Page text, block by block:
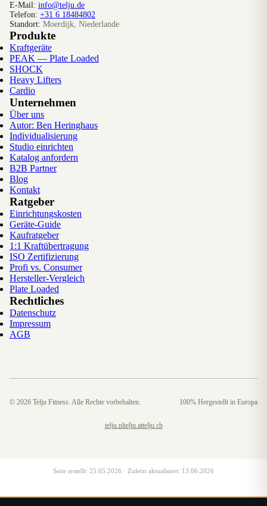
E-Mail: info@telju.de
Telefon: +31 6 18484802
Standort: Moerdijk, Niederlande
Produkte
Kraftgeräte
PEAK — Plate Loaded
SHOCK
Heavy Lifters
Cardio
Unternehmen
Über uns
Autor: Ben Heringhaus
Individualisierung
Studio einrichten
Katalog anfordern
B2B Partner
Blog
Kontakt
Ratgeber
Einrichtungskosten
Geräte-Guide
Kaufratgeber
1:1 Kraftübertragung
ISO Zertifizierung
Profi vs. Consumer
Hersteller-Vergleich
Plate Loaded
Rechtliches
Datenschutz
Impressum
AGB
© 2026 Telju Fitness. Alle Rechte vorbehalten. 100% Hergestellt in Europa
telju.nltelju.attelju.ch
Seite erstellt: 25.05.2026 · Zuletzt aktualisiert: 13.06.2026